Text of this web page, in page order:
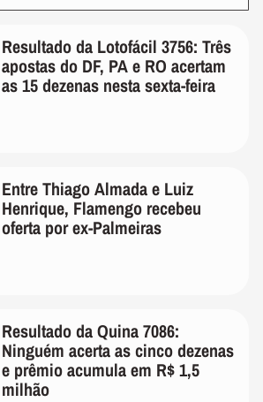
Resultado da Lotofácil 3756: Três
apostas do DF, PA e RO acertam
as 15 dezenas nesta sexta-feira
Entre Thiago Almada e Luiz
Henrique, Flamengo recebeu
oferta por ex-Palmeiras
Resultado da Quina 7086:
Ninguém acerta as cinco dezenas
e prêmio acumula em R$ 1,5
milhão